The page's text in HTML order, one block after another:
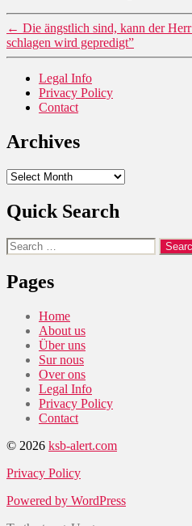
← Die ängstlich sind, kann der
schlagen wird gepredigt”
Legal Info
Privacy Policy
Contact
Archives
Archives
Quick Search
Search
for:
Pages
Home
About us
Über uns
Sur nous
Over ons
Legal Info
Privacy Policy
Contact
© 2026 ksb-alert.com
Privacy Policy
Powered by WordPress